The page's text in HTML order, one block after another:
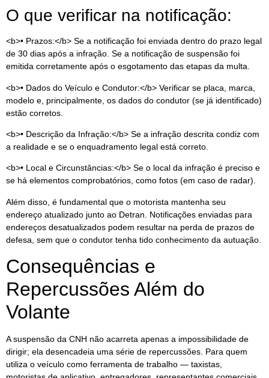
O que verificar na notificação:
<b>• Prazos:</b> Se a notificação foi enviada dentro do prazo legal
de 30 dias após a infração. Se a notificação de suspensão foi
emitida corretamente após o esgotamento das etapas da multa.
<b>• Dados do Veículo e Condutor:</b> Verificar se placa, marca,
modelo e, principalmente, os dados do condutor (se já identificado)
estão corretos.
<b>• Descrição da Infração:</b> Se a infração descrita condiz com
a realidade e se o enquadramento legal está correto.
<b>• Local e Circunstâncias:</b> Se o local da infração é preciso e
se há elementos comprobatórios, como fotos (em caso de radar).
Além disso, é fundamental que o motorista mantenha seu
endereço atualizado junto ao Detran. Notificações enviadas para
endereços desatualizados podem resultar na perda de prazos de
defesa, sem que o condutor tenha tido conhecimento da autuação.
Consequências e
Repercussões Além do
Volante
A suspensão da CNH não acarreta apenas a impossibilidade de
dirigir; ela desencadeia uma série de repercussões. Para quem
utiliza o veículo como ferramenta de trabalho — taxistas,